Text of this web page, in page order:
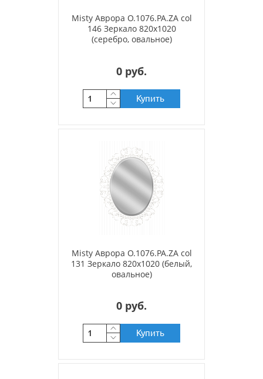
Misty Аврора O.1076.PA.ZA col
146 Зеркало 820х1020
(серебро, овальное)
0 руб.
Купить
Misty Аврора O.1076.PA.ZA col
131 Зеркало 820х1020 (белый,
овальное)
0 руб.
Купить